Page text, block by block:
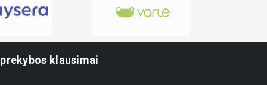
klausimai